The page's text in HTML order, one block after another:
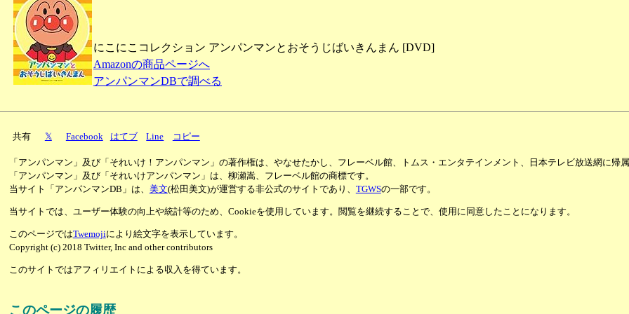
にこにこコレクション アンパンマンとおそうじばいきんまん [DVD]
Amazonの商品ページへ
アンパンマンDBで調べる
共有 𝕏 Facebook はてブ Line コピー
「アンパンマン」及び「それいけ！アンパンマン」の著作権は、やなせたかし、フレーベル館、トムス・エンタテインメント、日本テレビ放送網に帰属
「アンパンマン」及び「それいけアンパンマン」は、柳瀬嵩、フレーベル館の商標です。
当サイト「アンパンマンDB」は、 美文(松田美文)が運営する非公式のサイトであり、 TGWSの一部です。
当サイトでは、ユーザー体験の向上や統計等のため、Cookieを使用しています。閲覧を継続することで、使用に同意したことになります。
このページではTwemojiにより絵文字を表示しています。
Copyright (c) 2018 Twitter, Inc and other contributors
このサイトではアフィリエイトによる収入を得ています。
このページの履歴